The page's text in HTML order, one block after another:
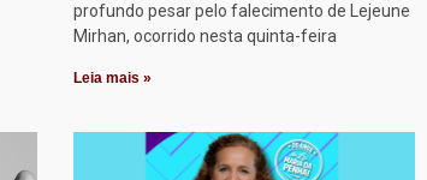
profundo pesar pelo falecimento de Lejeune
Mirhan, ocorrido nesta quinta-feira
Leia mais »